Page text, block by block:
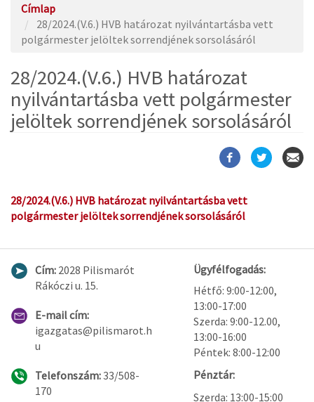
Címlap
28/2024.(V.6.) HVB határozat nyilvántartásba vett
polgármester jelöltek sorrendjének sorsolásáról
28/2024.(V.6.) HVB határozat
nyilvántartásba vett polgármester
jelöltek sorrendjének sorsolásáról
28/2024.(V.6.) HVB határozat nyilvántartásba vett
polgármester jelöltek sorrendjének sorsolásáról
Cím: 2028 Pilismarót
Rákóczi u. 15.
E-mail cím:
igazgatas@pilismarot.h
u
Telefonszám:33/508-
170
Ügyfélfogadás:
Hétfő: 9:00-12:00,
13:00-17:00
Szerda: 9:00-12.00,
13:00-16:00
Péntek: 8:00-12:00
Pénztár:
Szerda: 13:00-15:00